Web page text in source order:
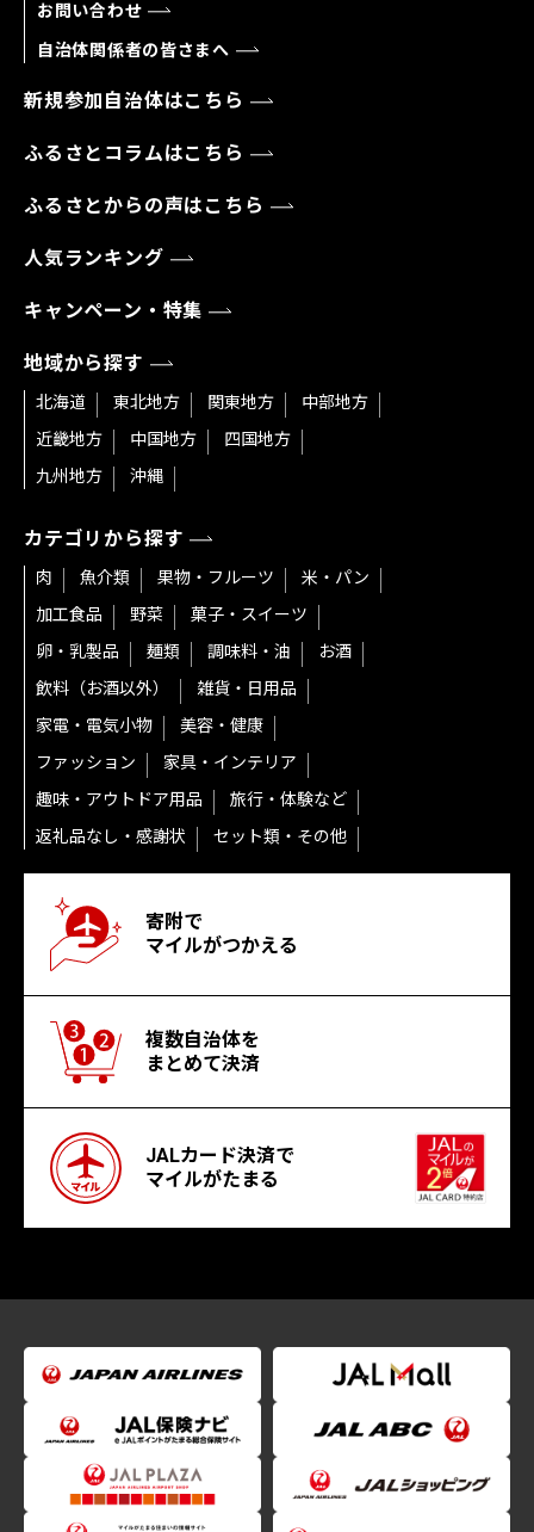
お問い合わせ
自治体関係者の皆さまへ
新規参加自治体はこちら
ふるさとコラムはこちら
ふるさとからの声はこちら
人気ランキング
キャンペーン・特集
地域から探す
北海道 東北地方 関東地方
中部地方
近畿地方
中国地方
四国地方
九州地方
沖縄
カテゴリから探す
肉 魚介類 果物・フルーツ
米・パン
加工食品
野菜
菓子・スイーツ
卵・乳製品
麺類 調味料・油
お酒
飲料（お酒以外）
雑貨・日用品
家電・電気小物
美容・健康
ファッション
家具・インテリア
趣味・アウトドア用品
旅行・体験など
返礼品なし・感謝状
セット類・その他
寄附で
マイルがつかえる
複数自治体を
まとめて決済
JALカード決済で
マイルがたまる